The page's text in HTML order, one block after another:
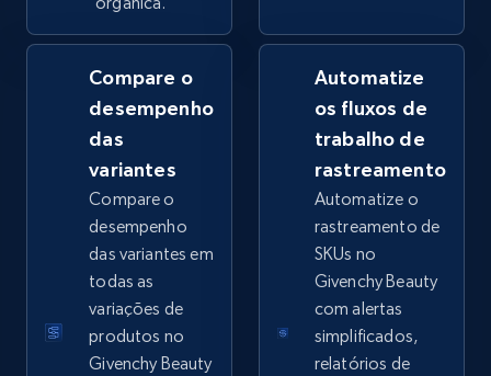
Google Shopping - collects products from
web using keywords
URL, Product id, Title, Product description,
Rating, Reviews count, Images, Variations, and
more.
2.4K+ 199+ Comece agora
Home Depot US
URL, Domain, Country code, Model number,
Compare o
desempenho
das
variantes
Compare o
desempenho
das variantes em
todas as
variações de
produtos no
Givenchy Beauty
Automatize
os fluxos de
trabalho de
rastreamento
Automatize o
rastreamento de
SKUs no
Givenchy Beauty
com alertas
simplificados,
relatórios de